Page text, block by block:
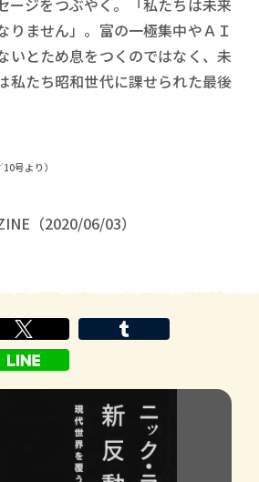
ージをつぶやく。「私たちは未来
りません」。富の一極集中やＡＩ
いとため息をつくのではなく、未
私たち昭和世代に課せられた最後
号より）
（2020/06/03）